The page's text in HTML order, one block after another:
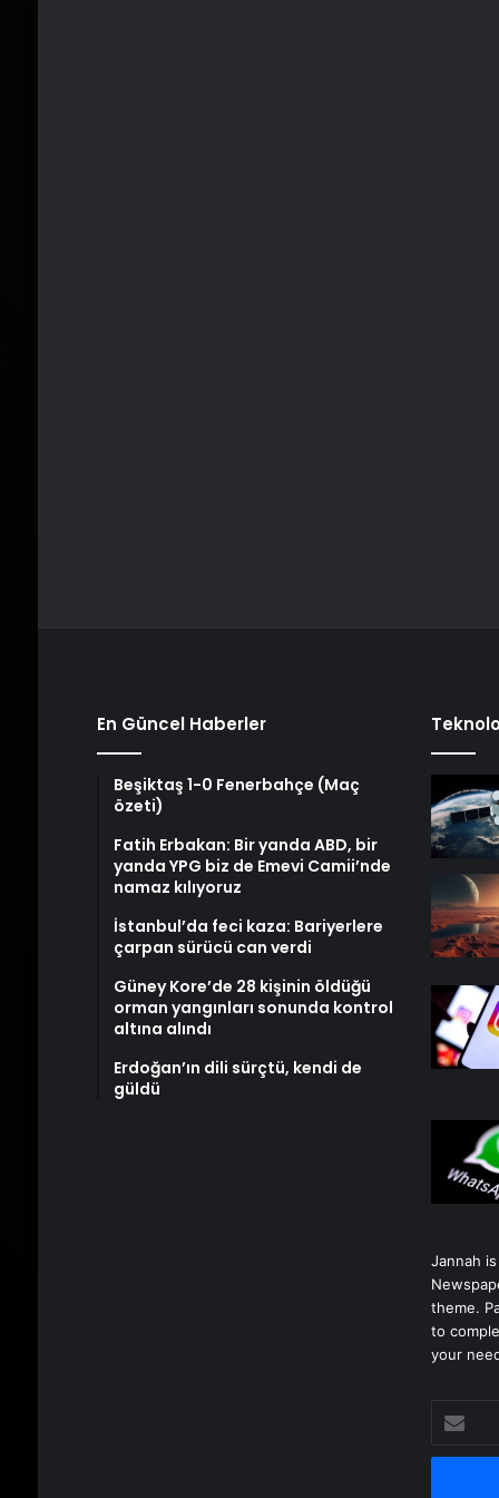
En Güncel Haberler
Beşiktaş 1-0 Fenerbahçe (Maç
özeti)
Fatih Erbakan: Bir yanda ABD, bir
yanda YPG biz de Emevi Camii’nde
namaz kılıyoruz
İstanbul’da feci kaza: Bariyerlere
çarpan sürücü can verdi
Güney Kore’de 28 kişinin öldüğü
orman yangınları sonunda kontrol
altına alındı
Erdoğan’ın dili sürçtü, kendi de
güldü
Jannah
theme.
to
your
posta
adresinizi